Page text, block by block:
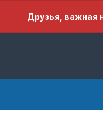
Друзья, важная